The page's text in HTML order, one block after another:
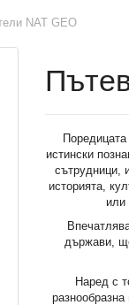
NAT GEO
истински
сътрудници,
историята,
или
държави,
Наред с